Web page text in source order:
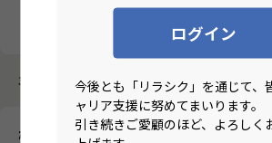
ログイン
今後とも「リラシク」を通じて、
ャリア支援に努めてまいります。
引き続きご愛顧のほど、よろしく
3987件中 1件～10件
株式会社エーピーコミュニケーション